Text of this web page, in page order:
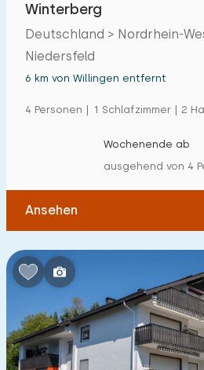
Winterberg
Deutschland > Nordrhein-
Niedersfeld
6 km von Willingen entfernt
4 Personen | 1 Schlafzimmer | 2
Wochenende ab
ausgehend von 4
Ansehen